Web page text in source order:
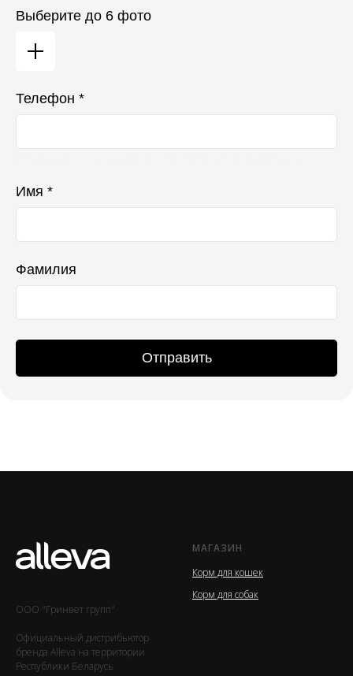
Выберите до 6 фото
Телефон *
Имя *
Фамилия
Отправить
ООО "Гринвет групп"
Официальный дистрибьютор
бренда Alleva на территории
Республики Беларусь
МАГАЗИН
Корм для кошек
Корм для собак